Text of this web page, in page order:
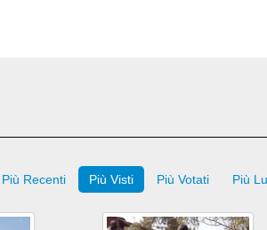
Più Recenti Più Visti Più Votati Più